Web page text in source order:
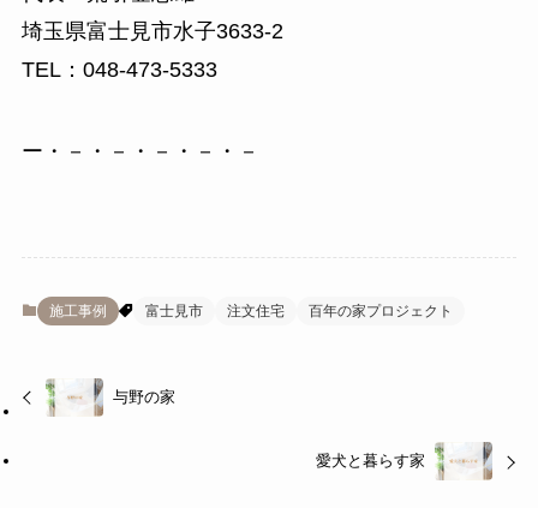
埼玉県富士見市水子3633-2
TEL：048-473-5333
ー・－・－・－・－・－
施工事例 富士見市 注文住宅 百年の家プロジェクト
与野の家
愛犬と暮らす家